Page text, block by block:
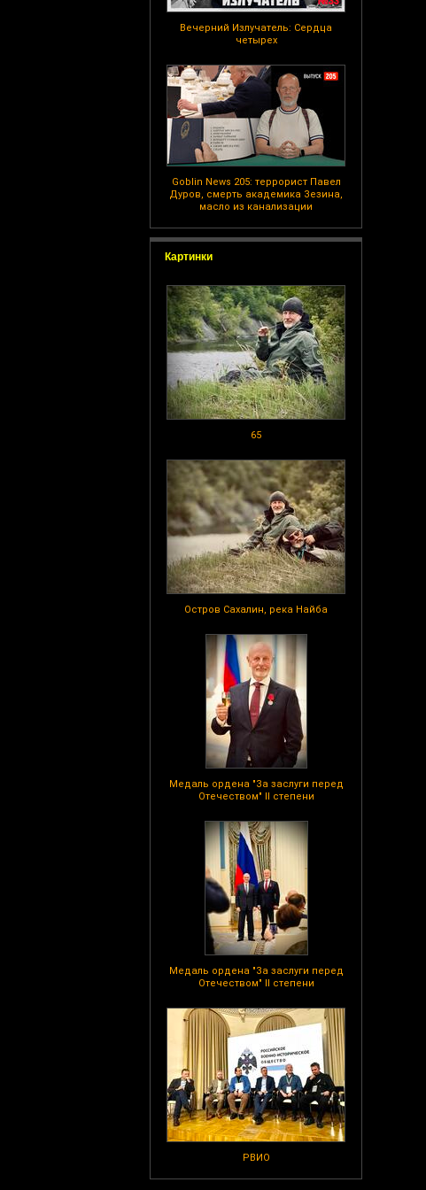
Вечерний Излучатель: Сердца
четырех
Goblin News 205: террорист Павел
Дуров, смерть академика Зезина,
масло из канализации
Картинки
65
Остров Сахалин, река Найба
Медаль ордена "За заслуги перед
Отечеством" II степени
Медаль ордена "За заслуги перед
Отечеством" II степени
РВИО